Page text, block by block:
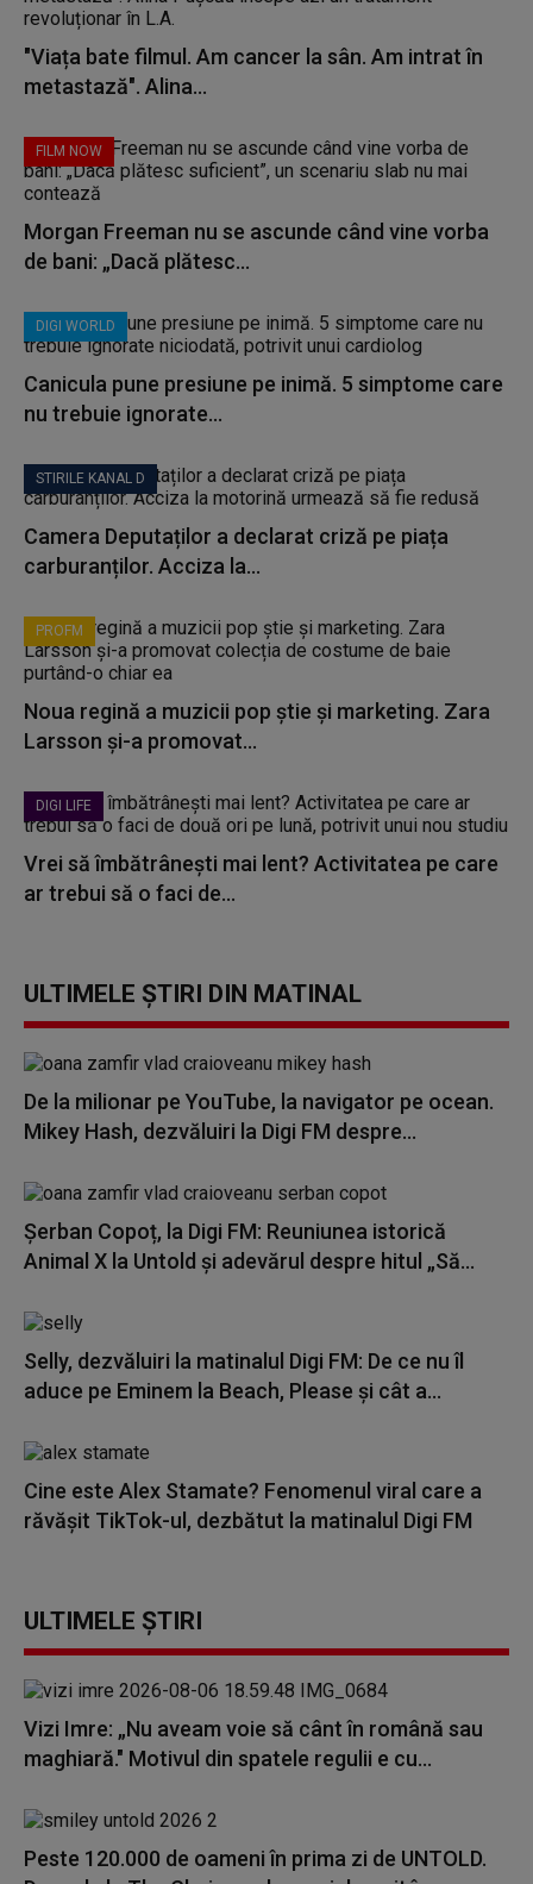
"Viața bate filmul. Am cancer la sân. Am intrat în
metastază". Alina...
FILM NOW
Morgan Freeman nu se ascunde când vine vorba
de bani: „Dacă plătesc...
DIGI WORLD
Canicula pune presiune pe inimă. 5 simptome care
nu trebuie ignorate...
STIRILE KANAL D
Camera Deputaților a declarat criză pe piața
carburanților. Acciza la...
PROFM
Noua regină a muzicii pop știe și marketing. Zara
Larsson și-a promovat...
DIGI LIFE
Vrei să îmbătrânești mai lent? Activitatea pe care
ar trebui să o faci de...
ULTIMELE ȘTIRI DIN MATINAL
De la milionar pe YouTube, la navigator pe ocean.
Mikey Hash, dezvăluiri la Digi FM despre...
Șerban Copoț, la Digi FM: Reuniunea istorică
Animal X la Untold și adevărul despre hitul „Să...
Selly, dezvăluiri la matinalul Digi FM: De ce nu îl
aduce pe Eminem la Beach, Please și cât a...
Cine este Alex Stamate? Fenomenul viral care a
răvășit TikTok-ul, dezbătut la matinalul Digi FM
ULTIMELE ȘTIRI
Vizi Imre: „Nu aveam voie să cânt în română sau
maghiară." Motivul din spatele regulii e cu...
Peste 120.000 de oameni în prima zi de UNTOLD.